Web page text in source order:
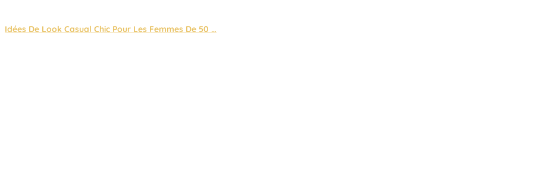
Idées De Look Casual Chic Pour Les Femmes De 50 …